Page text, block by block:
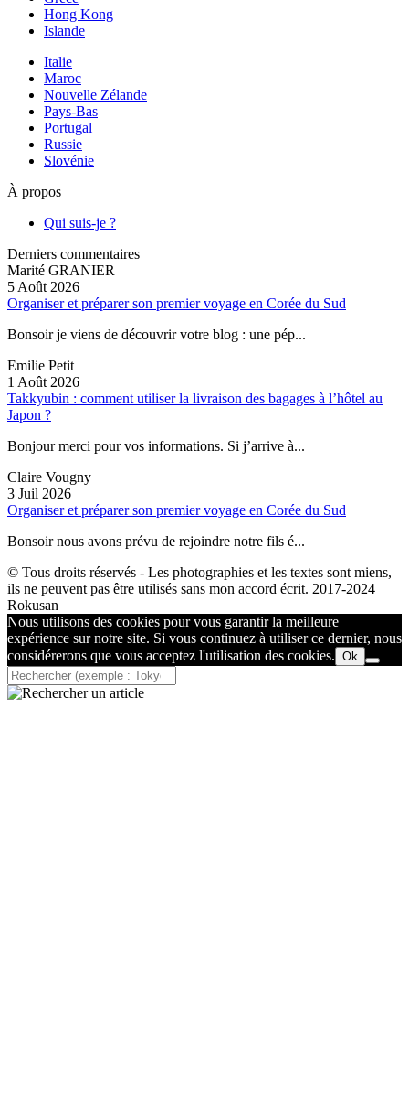
Hong Kong
Islande
Italie
Maroc
Nouvelle Zélande
Pays-Bas
Portugal
Russie
Slovénie
À propos
Qui suis-je ?
Derniers commentaires
Marité GRANIER
5 Août 2026
Organiser et préparer son premier voyage en Corée du Sud
Bonsoir je viens de découvrir votre blog : une pép...
Emilie Petit
1 Août 2026
Takkyubin : comment utiliser la livraison des bagages à l’hôtel au
Japon ?
Bonjour merci pour vos informations. Si j’arrive à...
Claire Vougny
3 Juil 2026
Organiser et préparer son premier voyage en Corée du Sud
Bonsoir nous avons prévu de rejoindre notre fils é...
© Tous droits réservés - Les photographies et les textes sont miens,
ils ne peuvent pas être utilisés sans mon accord écrit. 2017-2024
Rokusan
Nous utilisons des cookies pour vous garantir la meilleure
expérience sur notre site. Si vous continuez à utiliser ce dernier, nous
considérerons que vous acceptez l'utilisation des cookies. Ok